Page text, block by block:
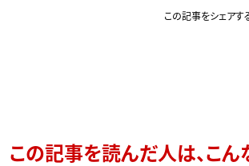
この記事をシェアす
この記事を読んだ人は、こ